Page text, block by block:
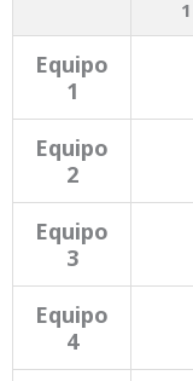
1
Equipo
1
Equipo
2
Equipo
3
Equipo
4